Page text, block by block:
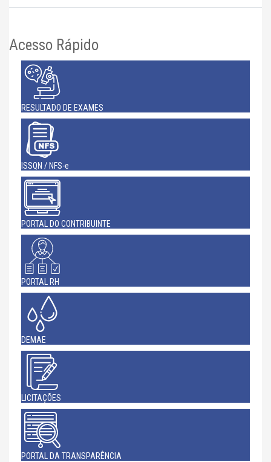
Acesso Rápido
RESULTADO DE EXAMES
ISSQN / NFS-e
PORTAL DO CONTRIBUINTE
PORTAL RH
DEMAE
LICITAÇÕES
PORTAL DA TRANSPARÊNCIA